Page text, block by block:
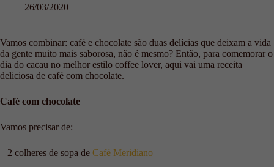
26/03/2020
Vamos combinar: café e chocolate são duas delícias que deixam a vida
da gente muito mais saborosa, não é mesmo? Então, para comemorar o
dia do cacau no melhor estilo coffee lover, aqui vai uma receita
deliciosa de café com chocolate.
Café com chocolate
Vamos precisar de:
– 2 colheres de sopa de Café Meridiano